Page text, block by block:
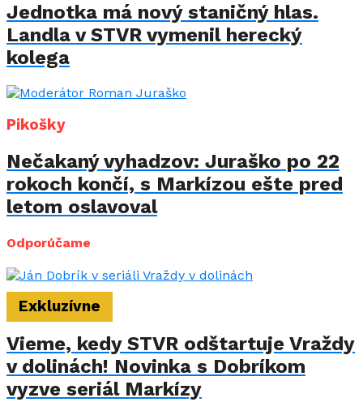
Jednotka má nový staničný hlas.
Landla v STVR vymenil herecký
kolega
Pikošky
Nečakaný vyhadzov: Juraško po 22
rokoch končí, s Markízou ešte pred
letom oslavoval
Odporúčame
Exkluzívne
Vieme, kedy STVR odštartuje Vraždy
v dolinách! Novinka s Dobríkom
vyzve seriál Markízy